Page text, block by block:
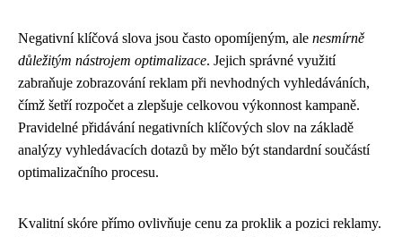
Negativní klíčová slova jsou často opomíjeným, ale nesmírně
důležitým nástrojem optimalizace. Jejich správné využití
zabraňuje zobrazování reklam při nevhodných vyhledáváních,
čímž šetří rozpočet a zlepšuje celkovou výkonnost kampaně.
Pravidelné přidávání negativních klíčových slov na základě
analýzy vyhledávacích dotazů by mělo být standardní součástí
optimalizačního procesu.
Kvalitní skóre přímo ovlivňuje cenu za proklik a pozici reklamy.